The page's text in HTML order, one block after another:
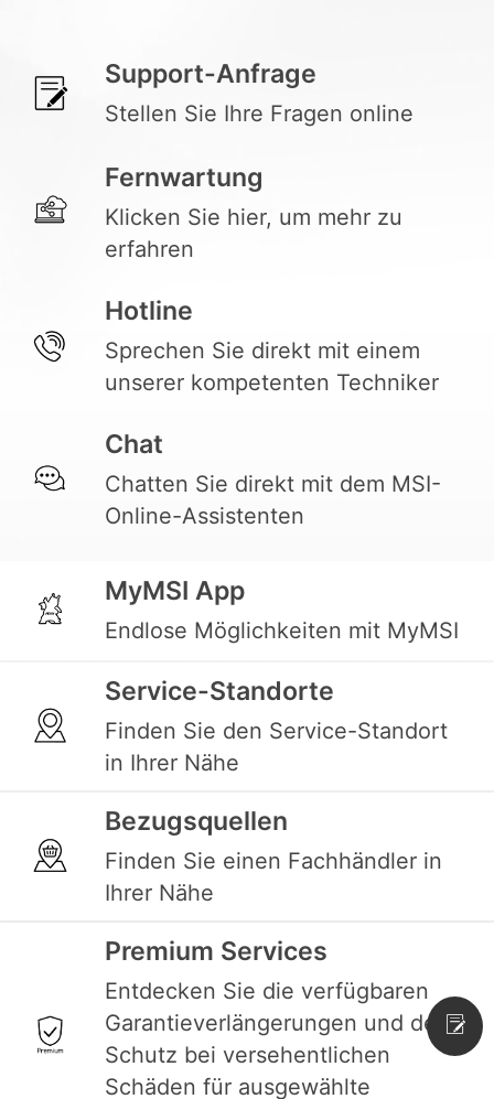
Support-Anfrage
Stellen Sie Ihre Fragen online
Fernwartung
Klicken Sie hier, um mehr zu
erfahren
Hotline
Sprechen Sie direkt mit einem
unserer kompetenten Techniker
Chat
Chatten Sie direkt mit dem MSI-
Online-Assistenten
MyMSI App
Endlose Möglichkeiten mit MyMSI
Service-Standorte
Finden Sie den Service-Standort
in Ihrer Nähe
Bezugsquellen
Finden Sie einen Fachhändler in
Ihrer Nähe
Premium Services
Entdecken Sie die verfügbaren
Garantieverlängerungen und den
Schutz bei versehentlichen
Schäden für ausgewählte